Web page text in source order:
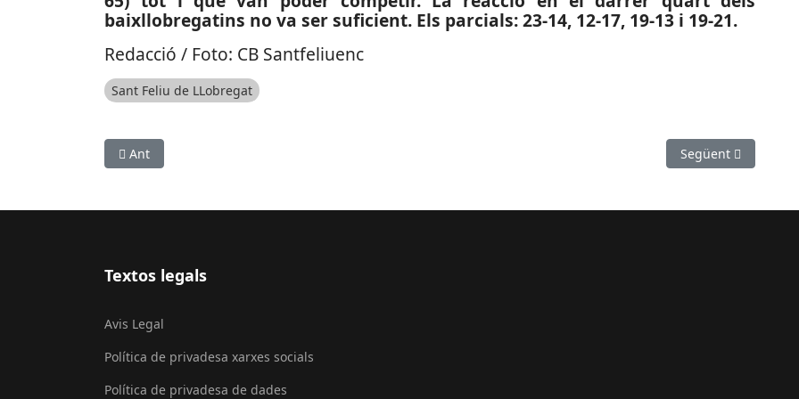
baixllobregatins no va ser suficient. Els parcials: 23-14, 12-17, 19-13 i 19-21.
Redacció / Foto: CB Santfeliuenc
Sant Feliu de LLobregat
Article anterior: ESPORTS (HANDBOL, DIVISIÓ D’HONOR B FEM.): La Fundació Handbol Sant Vicenç cau a casa
Ant Article següent:
Següent
Textos legals
Avis Legal
Política de privadesa xarxes socials
Política de privadesa de dades